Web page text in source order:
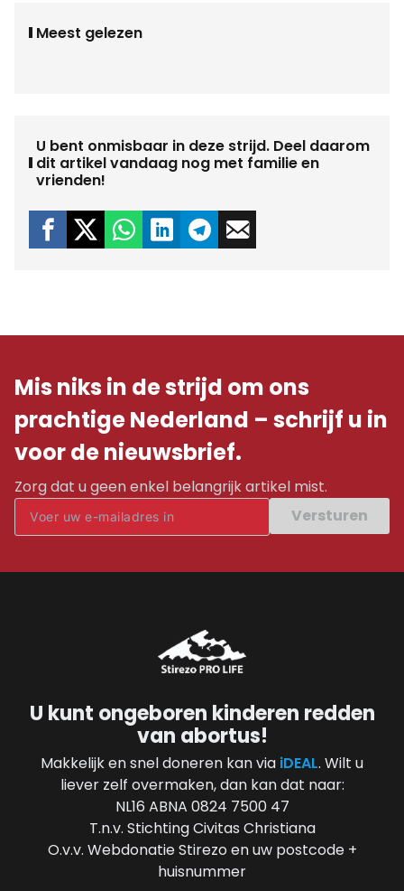
Meest gelezen
U bent onmisbaar in deze strijd. Deel daarom
dit artikel vandaag nog met familie en
vrienden!
Mis niks in de strijd om ons
prachtige Nederland – schrijf u in
voor de nieuwsbrief.
Zorg dat u geen enkel belangrijk artikel mist.
Versturen
U kunt ongeboren kinderen redden
van abortus!
Makkelijk en snel doneren kan via iDEAL. Wilt u
liever zelf overmaken, dan kan dat naar:
NL16 ABNA 0824 7500 47
T.n.v. Stichting Civitas Christiana
O.v.v. Webdonatie Stirezo en uw postcode +
huisnummer